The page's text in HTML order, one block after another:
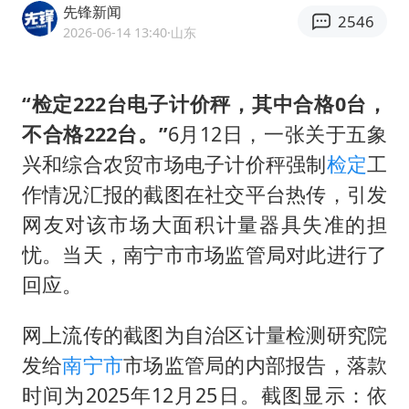
上门女婿出轨女邻居多年被判重婚罪
国足U17与阿森纳决赛取消 并列冠军
暑期研学游升温 在旅途中增长知识
猫咪过火把节被抹成黑猫
宝妈给四胞胎取名平安喜乐
总书记点赞的非遗苗绣焕发新生机
先锋新闻
2026-06-14 13:40·山东
2546
“检定222台电子计价秤，其中合格0台，
不合格222台。”6月12日，一张关于五象
兴和综合农贸市场电子计价秤强制检定工
作情况汇报的截图在社交平台热传，引发
网友对该市场大面积计量器具失准的担
忧。当天，南宁市市场监管局对此进行了
回应。
网上流传的截图为自治区计量检测研究院
发给南宁市市场监管局的内部报告，落款
时间为2025年12月25日。截图显示：依